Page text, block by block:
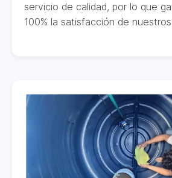
servicio de calidad, por lo que
100% la satisfacción de